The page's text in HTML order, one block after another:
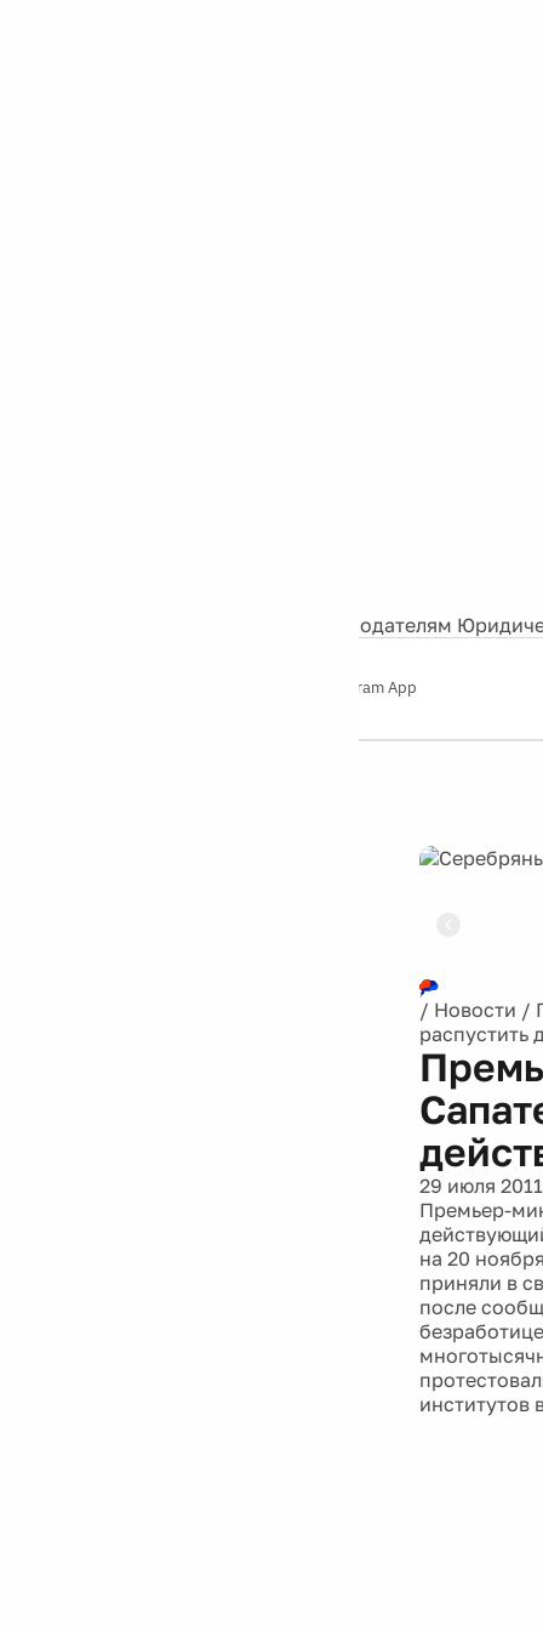
Рекламодателям
Telegram App
/ Новости /
распустить
29 июля 2011
Премьер-
на 20
приняли в
после
институтов